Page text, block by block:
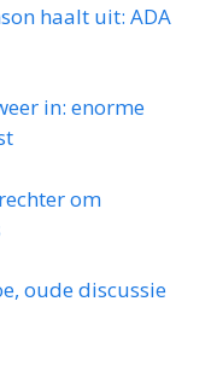
haalt uit: ADA
in: enorme
om
oude discussie